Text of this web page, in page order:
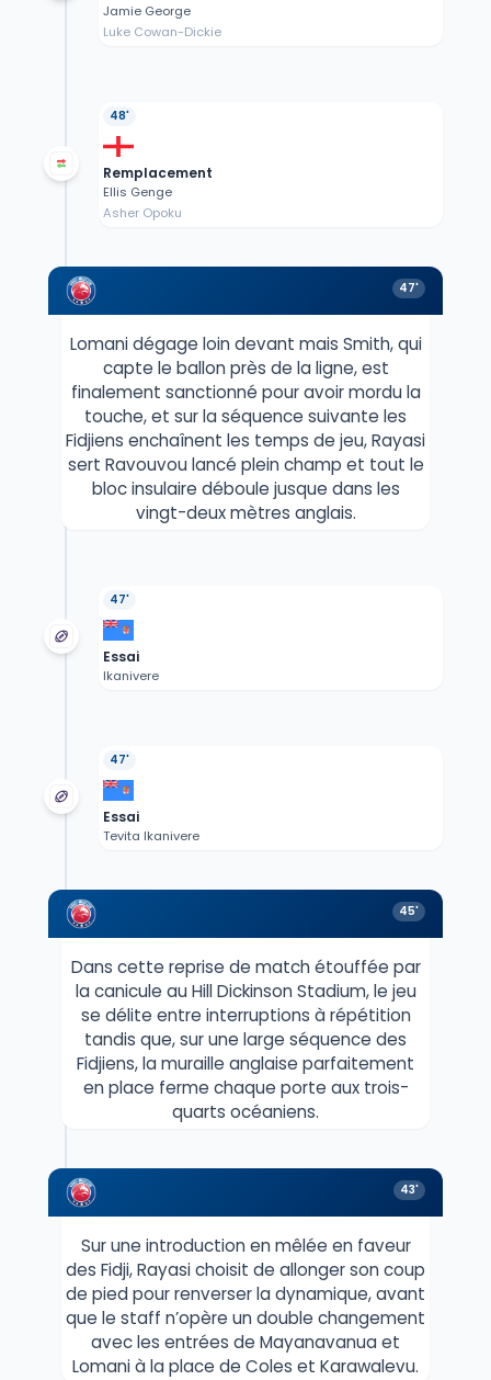
Jamie George
Luke Cowan-Dickie
48'
Remplacement
Ellis Genge
Asher Opoku
47'
Lomani dégage loin devant mais Smith, qui
capte le ballon près de la ligne, est
finalement sanctionné pour avoir mordu la
touche, et sur la séquence suivante les
Fidjiens enchaînent les temps de jeu, Rayasi
sert Ravouvou lancé plein champ et tout le
bloc insulaire déboule jusque dans les
vingt-deux mètres anglais.
47'
Essai
Ikanivere
47'
Essai
Tevita Ikanivere
45'
Dans cette reprise de match étouffée par
la canicule au Hill Dickinson Stadium, le jeu
se délite entre interruptions à répétition
tandis que, sur une large séquence des
Fidjiens, la muraille anglaise parfaitement
en place ferme chaque porte aux trois-
quarts océaniens.
43'
Sur une introduction en mêlée en faveur
des Fidji, Rayasi choisit de allonger son coup
de pied pour renverser la dynamique, avant
que le staff n’opère un double changement
avec les entrées de Mayanavanua et
Lomani à la place de Coles et Karawalevu.